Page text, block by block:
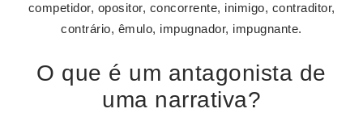
competidor, opositor, concorrente, inimigo, contraditor,
contrário, êmulo, impugnador, impugnante.
O que é um antagonista de
uma narrativa?